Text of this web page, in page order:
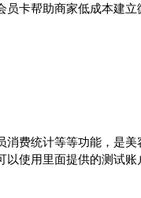
卡帮助商家低成本建立
消费统计等等功能，是美
以使用里面提供的测试账